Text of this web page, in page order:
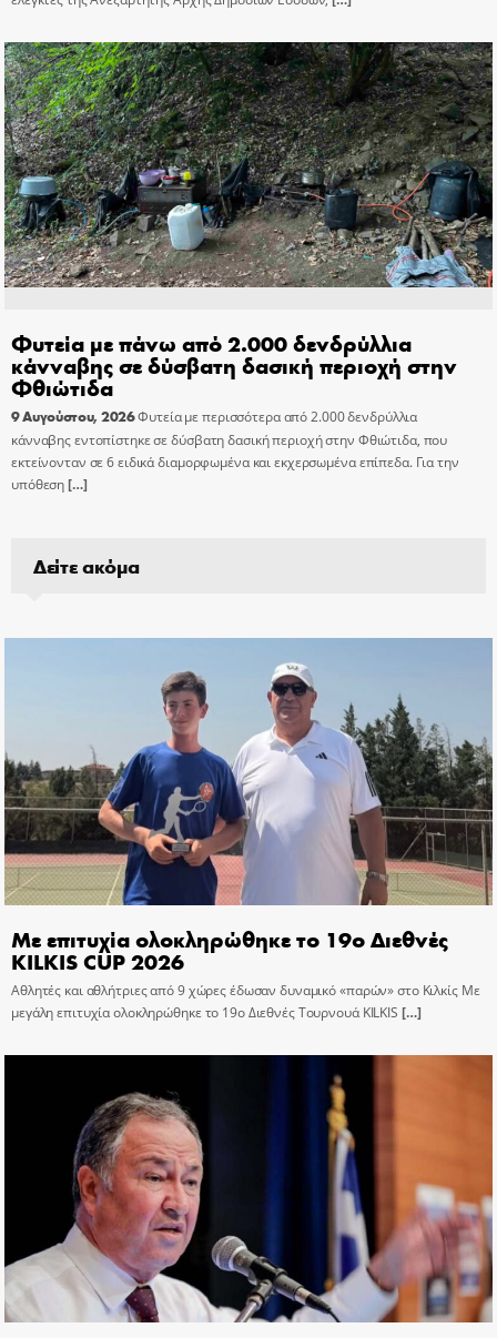
Φυτεία με πάνω από 2.000 δενδρύλλια
κάνναβης σε δύσβατη δασική περιοχή στην
Φθιώτιδα
9 Αυγούστου, 2026Φυτεία με περισσότερα από 2.000 δενδρύλλια
κάνναβης εντοπίστηκε σε δύσβατη δασική περιοχή στην Φθιώτιδα, που
εκτείνονταν σε 6 ειδικά διαμορφωμένα και εκχερσωμένα επίπεδα. Για την
υπόθεση[…]
Δείτε ακόμα
Με επιτυχία ολοκληρώθηκε το 19ο Διεθνές
KILKIS CUP 2026
Αθλητές και αθλήτριες από 9 χώρες έδωσαν δυναμικό «παρών» στο Κιλκίς Με
μεγάλη επιτυχία ολοκληρώθηκε το 19ο Διεθνές Τουρνουά KILKIS […]